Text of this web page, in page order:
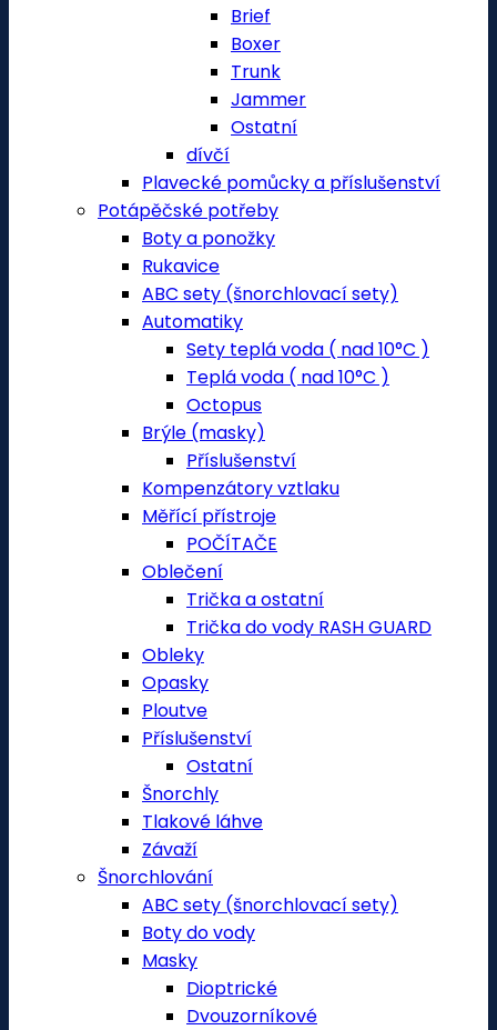
Brief
Boxer
Trunk
Jammer
Ostatní
dívčí
Plavecké pomůcky a příslušenství
Potápěčské potřeby
Boty a ponožky
Rukavice
ABC sety (šnorchlovací sety)
Automatiky
Sety teplá voda ( nad 10°C )
Teplá voda ( nad 10°C )
Octopus
Brýle (masky)
Příslušenství
Kompenzátory vztlaku
Měřící přístroje
POČÍTAČE
Oblečení
Trička a ostatní
Trička do vody RASH GUARD
Obleky
Opasky
Ploutve
Příslušenství
Ostatní
Šnorchly
Tlakové láhve
Závaží
Šnorchlování
ABC sety (šnorchlovací sety)
Boty do vody
Masky
Dioptrické
Dvouzorníkové